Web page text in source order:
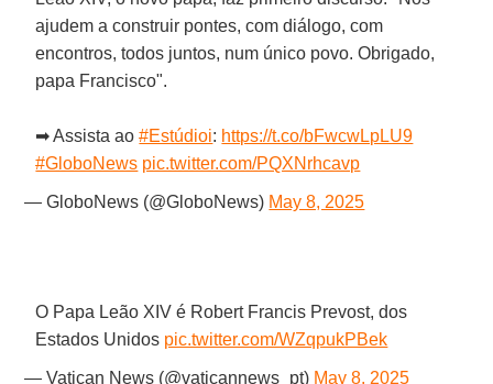
ajudem a construir pontes, com diálogo, com
encontros, todos juntos, num único povo. Obrigado,
papa Francisco".
➡ Assista ao#Estúdioi: https://t.co/bFwcwLpLU9
#GloboNews pic.twitter.com/PQXNrhcavp
— GloboNews (@GloboNews) May 8, 2025
O Papa Leão XIV é Robert Francis Prevost, dos
Estados Unidos pic.twitter.com/WZqpukPBek
— Vatican News (@vaticannews_pt) May 8, 2025